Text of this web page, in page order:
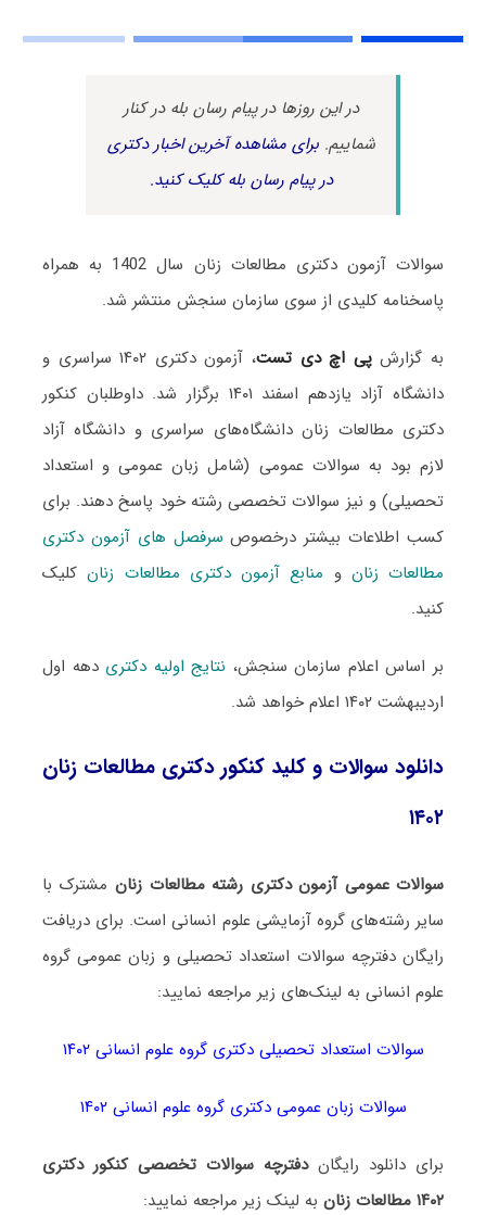
در این روزها در پیام رسان بله در کنار
شماییم.برای مشاهده آخرین اخبار دکتری
در پیام رسان بله کلیک کنید.
سوالات آزمون دکتری مطالعات زنان سال 1402 به همراه
پاسخنامه کلیدی از سوی سازمان سنجش منتشر شد.
به گزارشپی اچ دی تست
، آزمون دکتری ۱۴۰۲ سراسری و
دانشگاه آزاد یازدهم اسفند ۱۴۰۱ برگزار شد. داوطلبان کنکور
دکتری مطالعات زنان دانشگاه‌های سراسری و دانشگاه آزاد
لازم بود به سوالات عمومی (شامل زبان عمومی و استعداد
تحصیلی) و نیز سوالات تخصصی رشته خود پاسخ دهند. برای
کسب اطلاعات بیشتر درخصوص سرفصل های آزمون دکتری
مطالعات زنان و منابع آزمون دکتری مطالعات زنانکلیک
کنید.
بر اساس اعلام سازمان سنجش، نتایج اولیه دکتری دهه اول
اردیبهشت ۱۴۰۲ اعلام خواهد شد.
دانلود سوالات و کلید کنکور دکتری مطالعات زنان
۱۴۰۲
سوالات عمومی آزمون دکتری رشته مطالعات زنان مشترک با
سایر رشته‌های گروه آزمایشی علوم انسانی است. برای دریافت
رایگان دفترچه سوالات استعداد تحصیلی و زبان عمومی گروه
علوم انسانی به لینک‌های زیر مراجعه نمایید:
سوالات استعداد تحصیلی دکتری گروه علوم انسانی ۱۴۰۲
سوالات زبان عمومی دکتری گروه علوم انسانی ۱۴۰۲
برای دانلود رایگاندفترچه سوالات تخصصی کنکور دکتری
۱۴۰۲ مطالعات زنان
به لینک زیر مراجعه نمایید: